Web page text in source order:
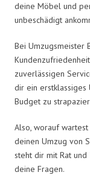
deine Möbel und
unbeschädigt
Bei Umzugsmeister
zuverlässigen
dir ein erstklassiges
Budget zu
Also, worauf wartest
deinen Umzug von
steht dir mit Rat
deine Fragen.